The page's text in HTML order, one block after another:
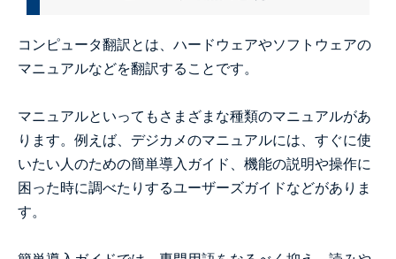
コンピュータ翻訳とは、ハードウェアやソフトウェアの
マニュアルなどを翻訳することです。
マニュアルといってもさまざまな種類のマニュアルがあ
ります。例えば、デジカメのマニュアルには、すぐに使
いたい人のための簡単導入ガイド、機能の説明や操作に
困った時に調べたりするユーザーズガイドなどがありま
す。